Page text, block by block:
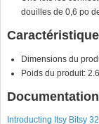
douilles de 0,6 po
Dimensions du
Poids du produit:
Documentation
Introducting Itsy Bitsy